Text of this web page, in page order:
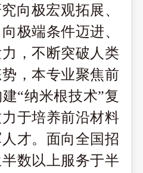
向极宏观拓展、
极端条件迈进、
，不断突破人类
，本专业聚焦前
“纳米根技术”复
于培养前沿材料
才。面向全国招
数以上服务于半